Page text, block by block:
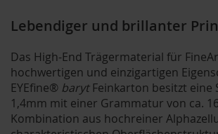
Lebendiger und brillanter
Das High-End Trägermaterial für
hochwertigen und einzigartigen
EYEfine® barytFeinkarton besitzt eine
1,4mm mit einer Grammatur von ca.
Kombination aus hochreiner